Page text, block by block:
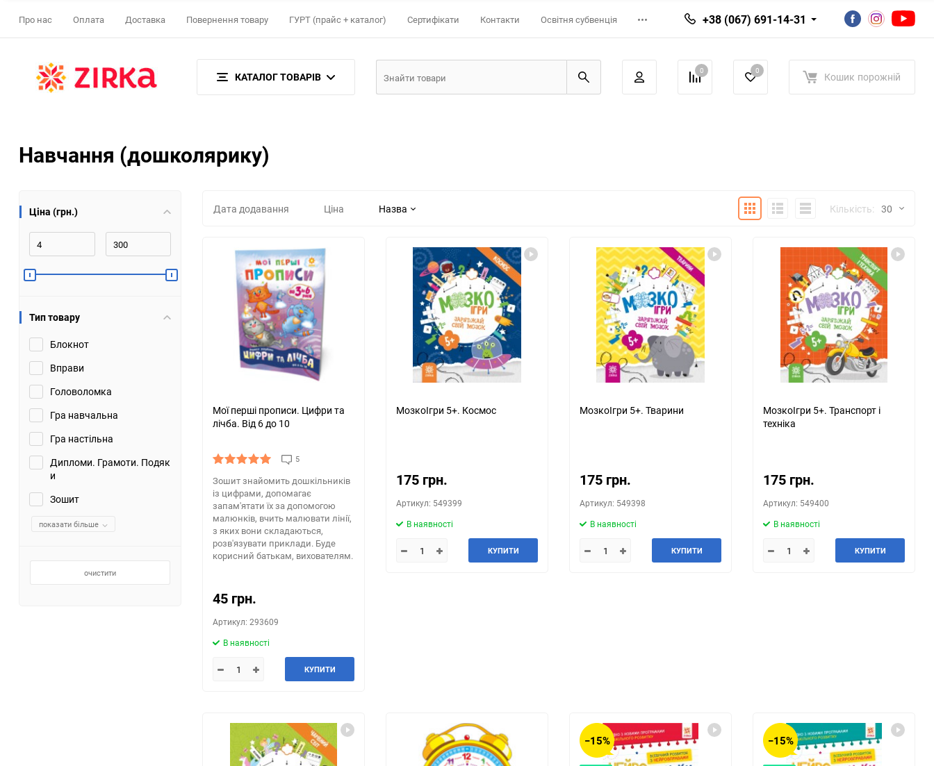
Про нас Оплата Доставка Повернення товару ГУРТ (прайс + каталог) Сертифікати Контакти Освітня субвенція +38 (067) 691-14-31
КАТАЛОГ ТОВАРІВ 0 0 Кошик порожній
Навчання (дошколярику)
Ціна (грн.)
Тип товару
Блокнот
Вправи
Головоломка
Гра навчальна
Гра настільна
Дипломи. Грамоти. Подяк
и
Зошит
показати більше
очистити
Дата додавання Ціна Назва ПлиткаДетальноСписок Кількість: 30
30
60
90
150
Мої перші прописи. Цифри та
лічба. Від 6 до 10
5
Зошит знайомить дошкільників
із цифрами, допомагає
запам'ятати їх за допомогою
малюнків, вчить малювати лінії,
з яких вони складаються,
розв'язувати приклади. Буде
корисний батькам, вихователям.
45 грн.
Артикул: 293609
В наявності
КУПИТИ
МозкоІгри 5+. Космос
175 грн.
Артикул: 549399
В наявності
КУПИТИ
МозкоІгри 5+. Тварини
175 грн.
Артикул: 549398
В наявності
КУПИТИ
МозкоІгри 5+. Транспорт і
техніка
175 грн.
Артикул: 549400
В наявності
КУПИТИ
−15% −15%